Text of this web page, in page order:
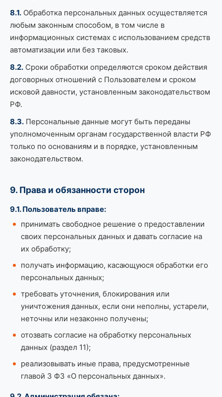
8.1. Обработка персональных данных осуществляется
любым законным способом, в том числе в
информационных системах с использованием средств
автоматизации или без таковых.
8.2. Сроки обработки определяются сроком действия
договорных отношений с Пользователем и сроком
исковой давности, установленным законодательством
РФ.
8.3. Персональные данные могут быть переданы
уполномоченным органам государственной власти РФ
только по основаниям и в порядке, установленным
законодательством.
9. Права и обязанности сторон
9.1. Пользователь вправе:
принимать свободное решение о предоставлении
своих персональных данных и давать согласие на
их обработку;
получать информацию, касающуюся обработки его
персональных данных;
требовать уточнения, блокирования или
уничтожения данных, если они неполны, устарели,
неточны или незаконно получены;
отозвать согласие на обработку персональных
данных (раздел 11);
реализовывать иные права, предусмотренные
главой 3 ФЗ «О персональных данных».